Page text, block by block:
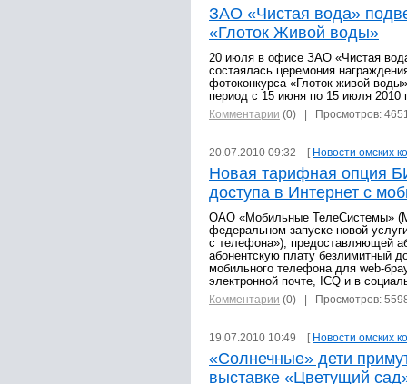
ЗАО «Чистая вода»
«Глоток Живой воды»
20 июля в офисе ЗАО «Чистая
состаялась церемония
фотоконкурса «Глоток живой
период с 15 июня по 15 июля 2010
Комментарии (0) | Просмотров:
20.07.2010 09:32 [ Новости омских
Новая тарифная опция
доступа в Интернет с
ОАО «Мобильные ТелеСистемы»
федеральном запуске новой
с телефона»), предоставляющей
абонентскую плату безлимитный
мобильного телефона для web-
электронной почте, ICQ и в
Комментарии (0) | Просмотров:
19.07.2010 10:49 [ Новости омских
«Солнечные» дети
выставке «Цветущий